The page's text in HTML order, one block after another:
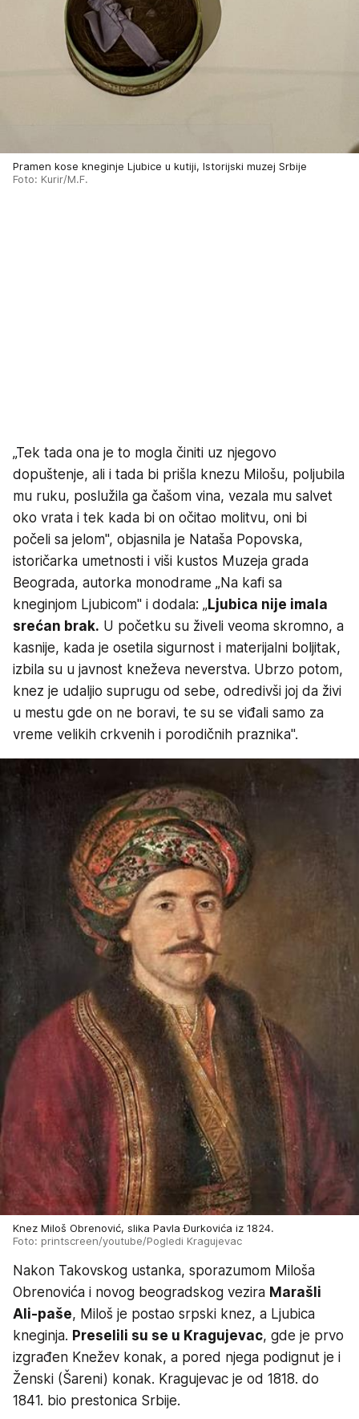
Pramen kose kneginje Ljubice u kutiji, Istorijski muzej Srbije
Foto: Kurir/M.F.
„Tek tada ona je to mogla činiti uz njegovo
dopuštenje, ali i tada bi prišla knezu Milošu, poljubila
mu ruku, poslužila ga čašom vina, vezala mu salvet
oko vrata i tek kada bi on očitao molitvu, oni bi
počeli sa jelom", objasnila je Nataša Popovska,
istoričarka umetnosti i viši kustos Muzeja grada
Beograda, autorka monodrame „Na kafi sa
kneginjom Ljubicom" i dodala: „Ljubica nije imala
srećan brak. U početku su živeli veoma skromno, a
kasnije, kada je osetila sigurnost i materijalni boljitak,
izbila su u javnost kneževa neverstva. Ubrzo potom,
knez je udaljio suprugu od sebe, odredivši joj da živi
u mestu gde on ne boravi, te su se viđali samo za
vreme velikih crkvenih i porodičnih praznika".
Knez Miloš Obrenović, slika Pavla Đurkovića iz 1824.
Foto: printscreen/youtube/Pogledi Kragujevac
Nakon Takovskog ustanka, sporazumom Miloša
Obrenovića i novog beogradskog vezira Marašli
Ali-paše, Miloš je postao srpski knez, a Ljubica
kneginja. Preselili su se u Kragujevac, gde je prvo
izgrađen Knežev konak, a pored njega podignut je i
Ženski (Šareni) konak. Kragujevac je od 1818. do
1841. bio prestonica Srbije.